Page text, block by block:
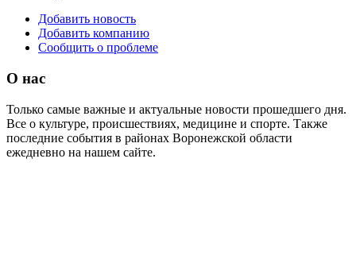
Добавить новость
Добавить компанию
Сообщить о проблеме
О нас
Только самые важные и актуальные новости прошедшего дня.
Все о культуре, происшествиях, медицине и спорте. Также
последние события в районах Воронежской области
ежедневно на нашем сайте.